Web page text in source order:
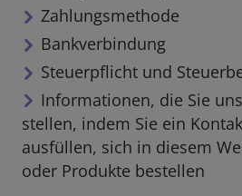
Zahlungsmethode
Bankverbindung
Steuerpflicht und
Informationen, die Sie
stellen, indem Sie ein
ausfüllen, sich in diesem
oder Produkte bestellen